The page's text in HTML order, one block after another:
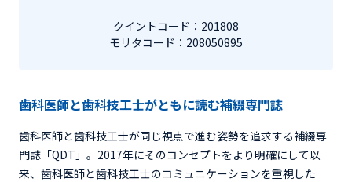
クイントコード：201808
モリタコード：208050895
歯科医師と歯科技工士がともに読む補綴専門誌
歯科医師と歯科技工士が同じ視点で進む姿勢を追求する補綴専
門誌「QDT」。2017年にそのコンセプトをより明確にして以
来、歯科医師と歯科技工士のコミュニケーションを重視した